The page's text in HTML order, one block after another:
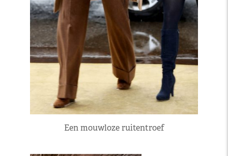
Een mouwloze ruitentroef